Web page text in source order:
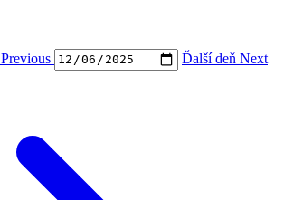
Previous Ďalší deň Next